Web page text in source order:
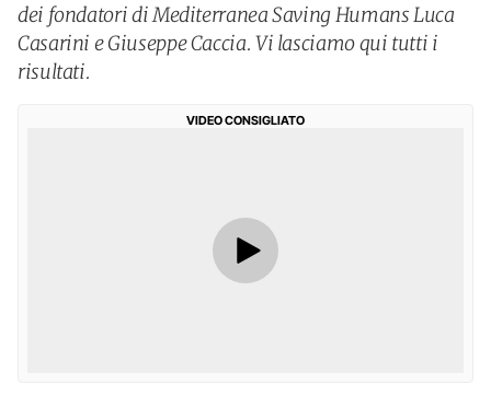
dei fondatori di Mediterranea Saving Humans Luca
Casarini e Giuseppe Caccia. Vi lasciamo qui tutti i
risultati.
VIDEO CONSIGLIATO